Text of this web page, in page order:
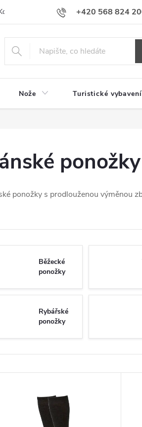
+420 568 824
Doprava a platba Hodnocení
Nože Turistické vybavení
ponožky
ponožky s prodlouženou výměnou
Běžecké
ponožky
Rybářské
ponožky